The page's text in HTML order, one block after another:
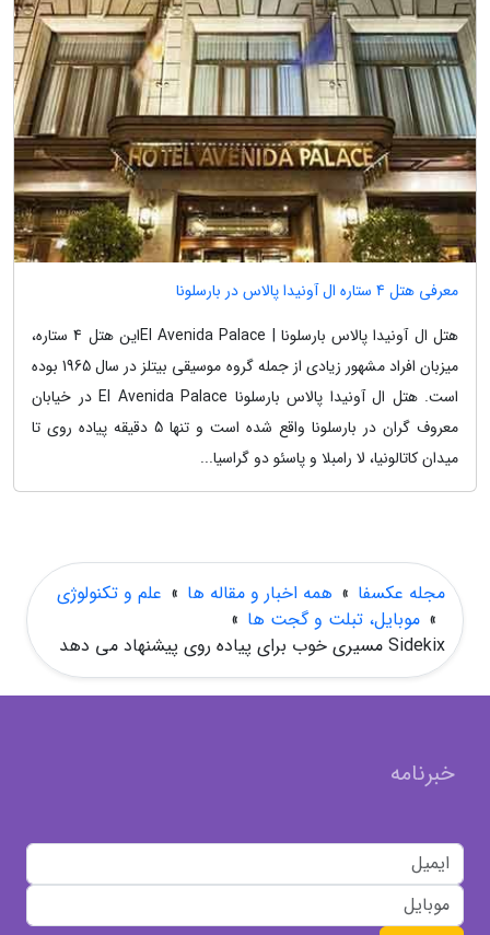
معرفی هتل 4 ستاره ال آونیدا پالاس در بارسلونا
هتل ال آونیدا پالاس بارسلونا | El Avenida Palaceاین هتل 4 ستاره،
میزبان افراد مشهور زیادی از جمله گروه موسیقی بیتلز در سال 1965 بوده
است. هتل ال آونیدا پالاس بارسلونا El Avenida Palace در خیابان
معروف گران در بارسلونا واقع شده است و تنها 5 دقیقه پیاده روی تا
میدان کاتالونیا، لا رامبلا و پاسئو دو گراسیا...
مجله عکسفا » همه اخبار و مقاله ها » علم و تکنولوژی
» موبایل، تبلت و گجت ها »
Sidekix مسیری خوب برای پیاده روی پیشنهاد می دهد
خبرنامه